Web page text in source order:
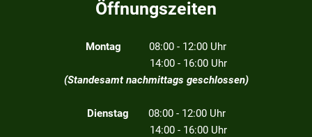
Öffnungszeiten
Montag 08:00 - 12:00 Uhr
14:00 - 16:00 Uhr
(Standesamt nachmittags geschlossen)
Dienstag 08:00 - 12:00 Uhr
14:00 - 16:00 Uhr